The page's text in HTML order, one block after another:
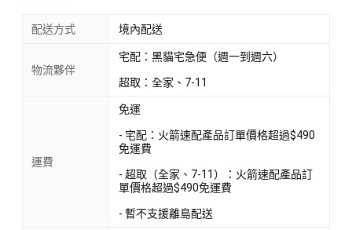
配送方式 境內配送
物流夥伴
宅配：黑貓宅急便（週一到週六）
超取：全家、7-11
運費
免運
- 宅配：火箭速配產品訂單價格超過$490
免運費
- 超取（全家、7-11）：火箭速配產品訂
單價格超過$490免運費
- 暫不支援離島配送